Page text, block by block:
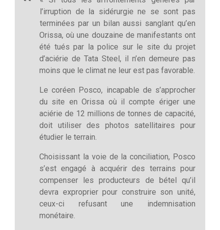
l’irruption de la sidérurgie ne se sont pas
terminées par un bilan aussi sanglant qu’en
Orissa, où une douzaine de manifestants ont
été tués par la police sur le site du projet
d’aciérie de Tata Steel, il n’en demeure pas
moins que le climat ne leur est pas favorable.
Le coréen Posco, incapable de s’approcher
du site en Orissa où il compte ériger une
aciérie de 12 millions de tonnes de capacité,
doit utiliser des photos satellitaires pour
étudier le terrain.
Choisissant la voie de la conciliation, Posco
s’est engagé à acquérir des terrains pour
compenser les producteurs de bétel qu’il
devra exproprier pour construire son unité,
ceux-ci refusant une indemnisation
monétaire.